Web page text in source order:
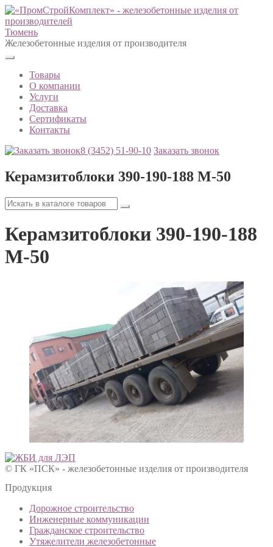
Тюмень
Железобетонные изделия от производителя
Товары
О компании
Услуги
Доставка
Сертификаты
Контакты
8 (3452) 51-90-10 Заказать звонок
Керамзитоблоки 390-190-188 М-50
Керамзитоблоки 390-190-188
М-50
© ГК «ПСК» - железобетонные изделия от производителя
Продукция
Дорожное строительство
Инженерные коммуникации
Гражданское строительство
Утяжелители железобетонные